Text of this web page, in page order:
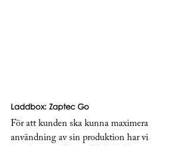
Laddbox: Zaptec Go
För att kunden ska kunna maximera
användning av sin produktion har vi